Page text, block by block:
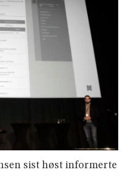
sist høst informerte